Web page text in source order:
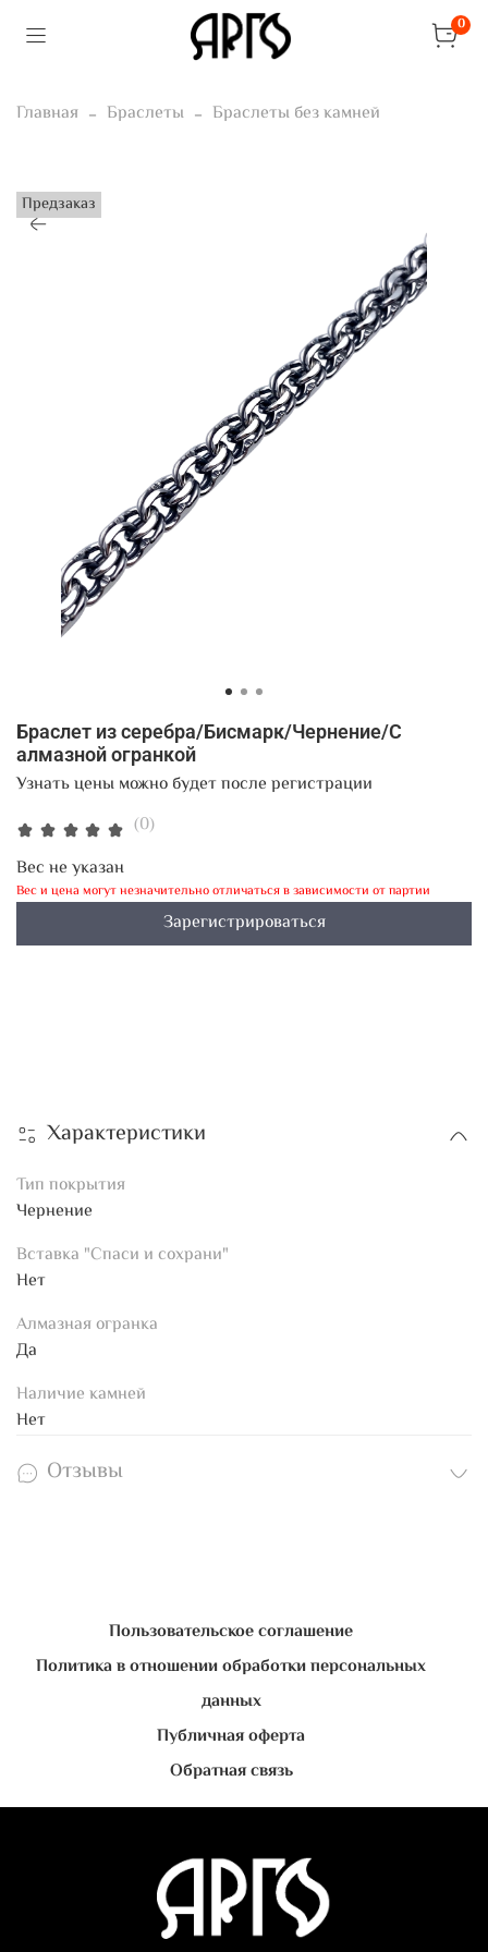
0
Главная Браслеты Браслеты без камней
Предзаказ
(0)
Браслет из серебра/Бисмарк/Чернение/С
алмазной огранкой
Узнать цены можно будет после регистрации
Вес не указан
Вес и цена могут незначительно отличаться в зависимости от партии
Зарегистрироваться
Характеристики
Тип покрытия
Чернение
Вставка "Спаси и сохрани"
Нет
Алмазная огранка
Да
Наличие камней
Нет
Отзывы
Пользовательское соглашение
Политика в отношении обработки персональных
данных
Публичная оферта
Обратная связь